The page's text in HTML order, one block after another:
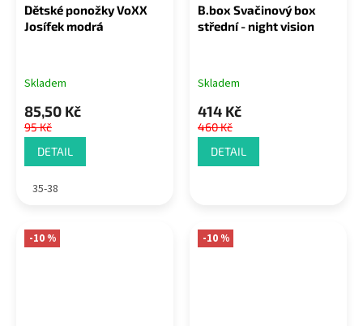
Dětské ponožky VoXX
Josífek modrá
Skladem
85,50 Kč
95 Kč
DETAIL
35-38
B.box Svačinový box
střední - night vision
Skladem
414 Kč
460 Kč
DETAIL
-10 % -10 %